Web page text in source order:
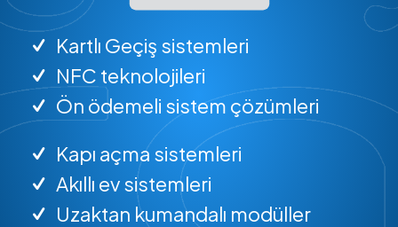
Kartlı Geçiş sistemleri
NFC teknolojileri
Ön ödemeli sistem çözümleri
Kapı açma sistemleri
Akıllı ev sistemleri
Uzaktan kumandalı modüller